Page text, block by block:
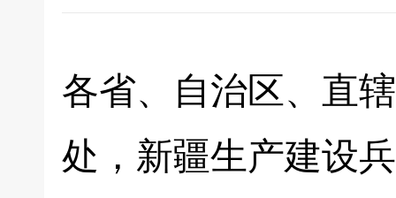
各省、自治区、直
处，新疆生产建设